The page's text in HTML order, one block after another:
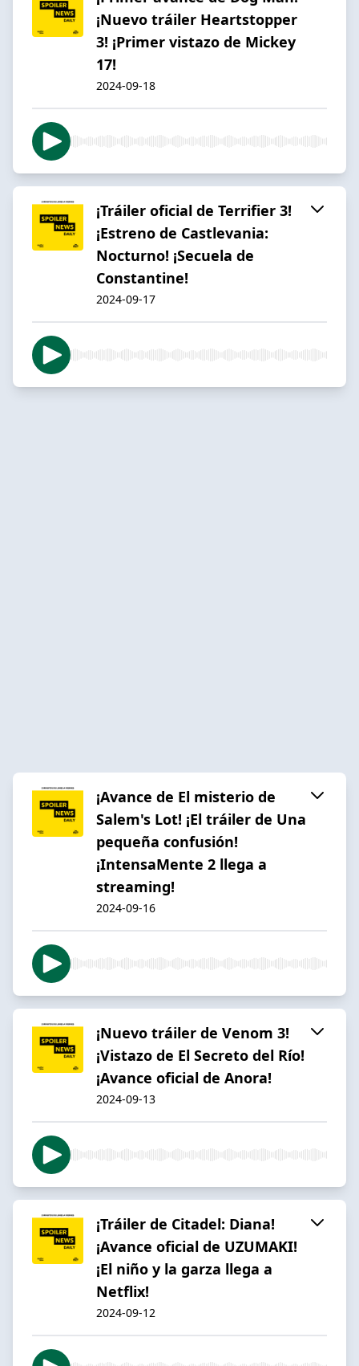
¡Nuevo tráiler Heartstopper
3! ¡Primer vistazo de Mickey
17!
2024-09-18
¡Tráiler oficial de Terrifier 3!
¡Estreno de Castlevania:
Nocturno! ¡Secuela de
Constantine!
2024-09-17
¡Avance de El misterio de
Salem's Lot! ¡El tráiler de Una
pequeña confusión!
¡IntensaMente 2 llega a
streaming!
2024-09-16
¡Nuevo tráiler de Venom 3!
¡Vistazo de El Secreto del Río!
¡Avance oficial de Anora!
2024-09-13
¡Tráiler de Citadel: Diana!
¡Avance oficial de UZUMAKI!
¡El niño y la garza llega a
Netflix!
2024-09-12